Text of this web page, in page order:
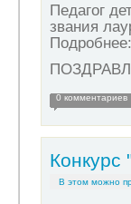
Педагог
звания
0 комментариев
В этом можно